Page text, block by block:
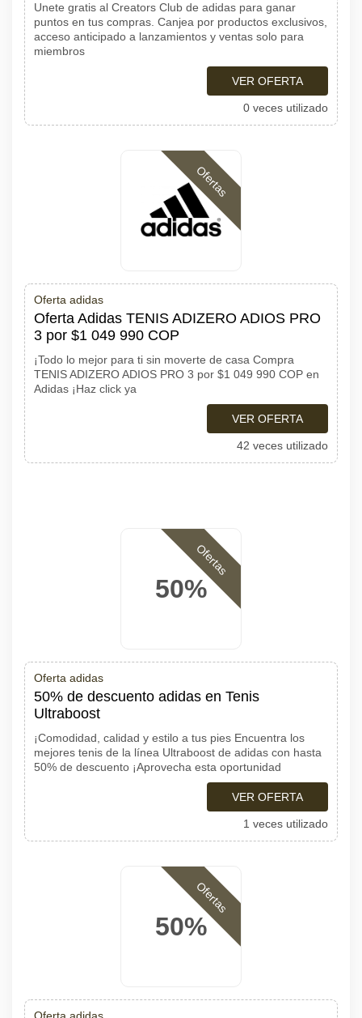
Unete gratis al Creators Club de adidas para ganar
puntos en tus compras. Canjea por productos exclusivos,
acceso anticipado a lanzamientos y ventas solo para
miembros
VER OFERTA
0 veces utilizado
Ofertas
Oferta adidas
Oferta Adidas TENIS ADIZERO ADIOS PRO
3 por $1 049 990 COP
¡Todo lo mejor para ti sin moverte de casa Compra
TENIS ADIZERO ADIOS PRO 3 por $1 049 990 COP en
Adidas ¡Haz click ya
VER OFERTA
42 veces utilizado
50%
Ofertas
Oferta adidas
50% de descuento adidas en Tenis
Ultraboost
¡Comodidad, calidad y estilo a tus pies Encuentra los
mejores tenis de la línea Ultraboost de adidas con hasta
50% de descuento ¡Aprovecha esta oportunidad
VER OFERTA
1 veces utilizado
50%
Ofertas